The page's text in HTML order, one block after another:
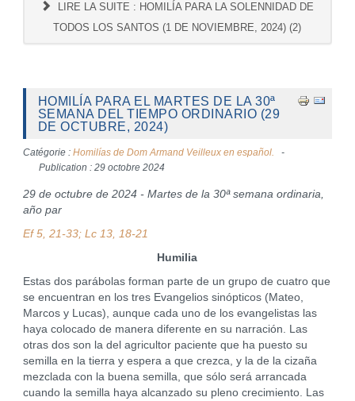
LIRE LA SUITE : HOMILÍA PARA LA SOLENNIDAD DE
TODOS LOS SANTOS (1 DE NOVIEMBRE, 2024) (2)
HOMILÍA PARA EL MARTES DE LA 30ª
SEMANA DEL TIEMPO ORDINARIO (29
DE OCTUBRE, 2024)
Catégorie : Homilías de Dom Armand Veilleux en español.
Publication : 29 octobre 2024
29 de octubre de 2024 - Martes de la 30ª semana ordinaria,
año par
Ef 5, 21-33; Lc 13, 18-21
Humilia
Estas dos parábolas forman parte de un grupo de cuatro que
se encuentran en los tres Evangelios sinópticos (Mateo,
Marcos y Lucas), aunque cada uno de los evangelistas las
haya colocado de manera diferente en su narración. Las
otras dos son la del agricultor paciente que ha puesto su
semilla en la tierra y espera a que crezca, y la de la cizaña
mezclada con la buena semilla, que sólo será arrancada
cuando la semilla haya alcanzado su pleno crecimiento. Las